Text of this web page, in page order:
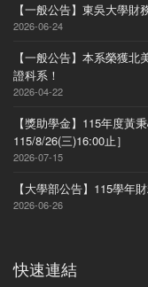
【一般公告】東吳大學
2026-06-24
【一般公告】本系榮獲
證科系！
2026-04-22
【獎助學金】115年度黃
115/8/26(三)16:00止］
2026-07-15
【大學部公告】115學年
2026-06-26
快速連結